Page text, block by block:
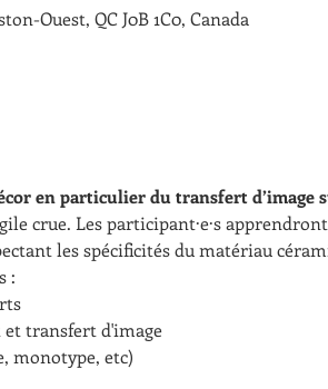
Ouest, QC J0B 1C0, Canada
en particulier du transfert d’image
crue. Les participant·e·s
les spécificités du matériau
:
et transfert d'image
monotype, etc)